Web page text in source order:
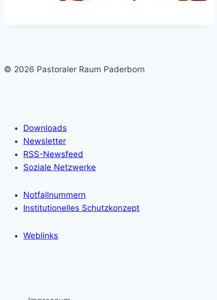
© 2026 Pastoraler Raum Paderborn
Downloads
Newsletter
RSS-Newsfeed
Soziale Netzwerke
Notfallnummern
Institutionelles Schutzkonzept
Weblinks